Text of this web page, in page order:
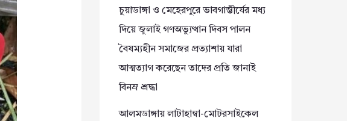
চুয়াডাঙ্গা ও মেহেরপুরে ভাবগাম্ভীর্যের মধ্য
দিয়ে জুলাই গণঅভ্যুত্থান দিবস পালন
বৈষম্যহীন সমাজের প্রত্যাশায় যারা
আত্মত্যাগ করেছেন তাদের প্রতি জানাই
বিনম্র শ্রদ্ধা
আলমডাঙ্গায় লাটাহাম্বা-মোটরসাইকেল